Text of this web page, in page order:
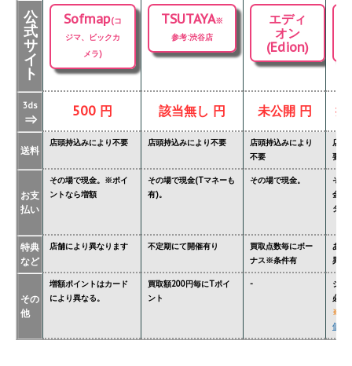
公
式
サ
イ
ト
Sofmap(コ
ジマ、ビックカ
メラ)
TSUTAYA※
参考:渋谷店
エディ
オン
(Edion)
3ds
⇒ 500 円 該当無し 円 未公開 円 掲
送料
店頭持込みにより不要 店頭持込みにより不要
店頭持込みにより
不要
店頭
要
お支
払い
その場で現金。※ポイ
ントなら増額
その場で現金(Tマネーも
有)。
その場で現金。
その
金額
ター'
特典
など
店舗により異なります 不定期にて開催有り
買取点数毎にボー
ナス※条件有
あり
異な
その
他
増額ポイントはカード
により異なる。
買取額200円毎にTポイ
ント
-
ジョ
必要
※
価格